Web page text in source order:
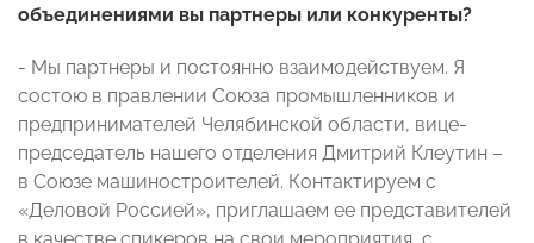
объединениями вы партнеры или конкуренты?
- Мы партнеры и постоянно взаимодействуем. Я
состою в правлении Союза промышленников и
предпринимателей Челябинской области, вице-
председатель нашего отделения Дмитрий Клеутин –
в Союзе машиностроителей. Контактируем с
«Деловой Россией», приглашаем ее представителей